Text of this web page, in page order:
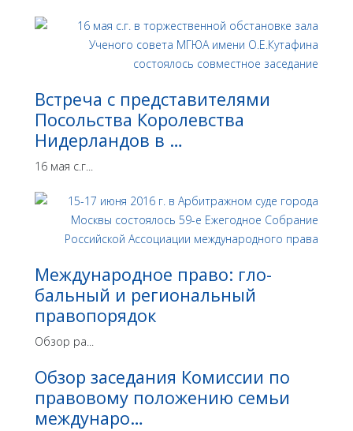
Встреча с представителями
Посольства Королевства
Нидерландов в …
16 мая с.г...
Международное право: гло­
бальный и региональный
правопорядок
Обзор ра...
Обзор заседания Комиссии по
правовому положению семьи
междунаро…